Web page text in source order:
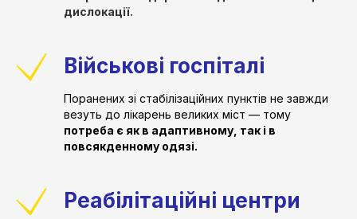
дислокації.
Військові госпіталі
Поранених зі стабілізаційних пунктів не завжди
везуть до лікарень великих міст — тому
потреба є як в адаптивному, так і в
повсякденному одязі.
Реабілітаційні центри